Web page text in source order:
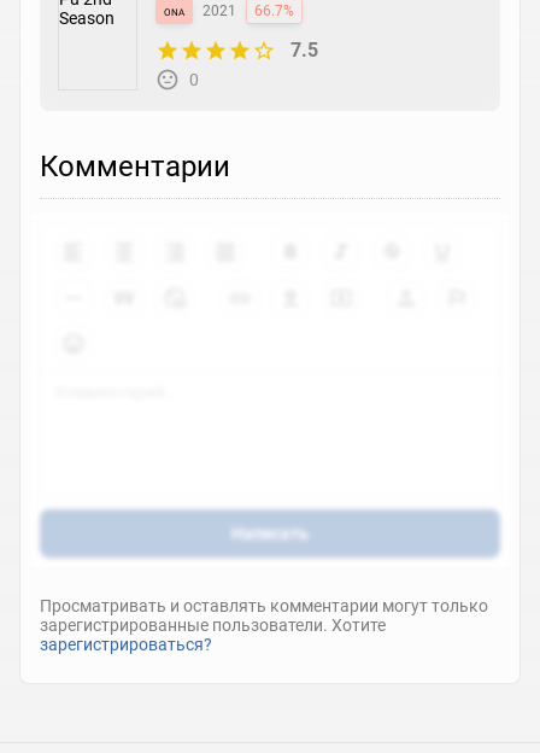
ona 2021 66.7%
7.5
0
Комментарии
Написать
Просматривать и оставлять комментарии могут только
зарегистрированные пользователи. Хотите
зарегистрироваться?